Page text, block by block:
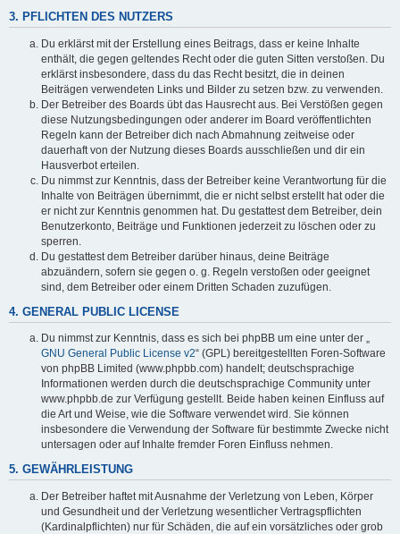
3. PFLICHTEN DES NUTZERS
Du erklärst mit der Erstellung eines Beitrags, dass er keine Inhalte
enthält, die gegen geltendes Recht oder die guten Sitten verstoßen. Du
erklärst insbesondere, dass du das Recht besitzt, die in deinen
Beiträgen verwendeten Links und Bilder zu setzen bzw. zu verwenden.
Der Betreiber des Boards übt das Hausrecht aus. Bei Verstößen gegen
diese Nutzungsbedingungen oder anderer im Board veröffentlichten
Regeln kann der Betreiber dich nach Abmahnung zeitweise oder
dauerhaft von der Nutzung dieses Boards ausschließen und dir ein
Hausverbot erteilen.
Du nimmst zur Kenntnis, dass der Betreiber keine Verantwortung für die
Inhalte von Beiträgen übernimmt, die er nicht selbst erstellt hat oder die
er nicht zur Kenntnis genommen hat. Du gestattest dem Betreiber, dein
Benutzerkonto, Beiträge und Funktionen jederzeit zu löschen oder zu
sperren.
Du gestattest dem Betreiber darüber hinaus, deine Beiträge
abzuändern, sofern sie gegen o. g. Regeln verstoßen oder geeignet
sind, dem Betreiber oder einem Dritten Schaden zuzufügen.
4. GENERAL PUBLIC LICENSE
Du nimmst zur Kenntnis, dass es sich bei phpBB um eine unter der „
GNU General Public License v2“ (GPL) bereitgestellten Foren-Software
von phpBB Limited (www.phpbb.com) handelt; deutschsprachige
Informationen werden durch die deutschsprachige Community unter
www.phpbb.de zur Verfügung gestellt. Beide haben keinen Einfluss auf
die Art und Weise, wie die Software verwendet wird. Sie können
insbesondere die Verwendung der Software für bestimmte Zwecke nicht
untersagen oder auf Inhalte fremder Foren Einfluss nehmen.
5. GEWÄHRLEISTUNG
Der Betreiber haftet mit Ausnahme der Verletzung von Leben, Körper
und Gesundheit und der Verletzung wesentlicher Vertragspflichten
(Kardinalpflichten) nur für Schäden, die auf ein vorsätzliches oder grob